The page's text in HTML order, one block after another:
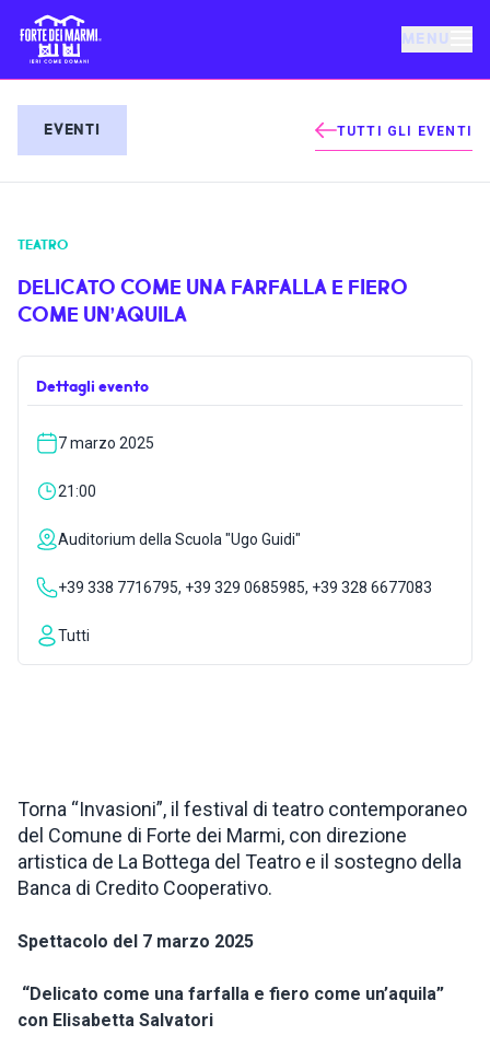
MENU
EVENTI
NOTIZIE
OSPITALITÀ
COSA FARE
ISPIRAZIONI
WEBCAM
EVENTI TUTTI GLI EVENTI
TEATRO
DELICATO COME UNA FARFALLA E FIERO
COME UN’AQUILA
Dettagli evento
7 marzo 2025
21:00
Auditorium della Scuola "Ugo Guidi"
+39 338 7716795, +39 329 0685985, +39 328 6677083
Tutti
Torna “Invasioni”, il festival di teatro contemporaneo
del Comune di Forte dei Marmi, con direzione
artistica de La Bottega del Teatro e il sostegno della
Banca di Credito Cooperativo.
Spettacolo del 7 marzo 2025
“Delicato come una farfalla e fiero come un’aquila”
con Elisabetta Salvatori